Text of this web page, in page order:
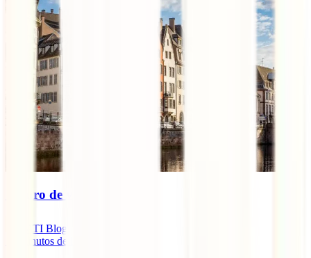
Seguro de viaje a Alsacia
IATI Blog
minutos de lectura